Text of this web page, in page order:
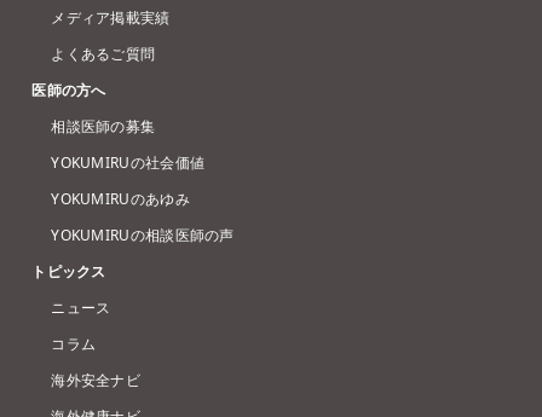
メディア掲載実績
よくあるご質問
医師の方へ
相談医師の募集
YOKUMIRUの社会価値
YOKUMIRUのあゆみ
YOKUMIRUの相談医師の声
トピックス
ニュース
コラム
海外安全ナビ